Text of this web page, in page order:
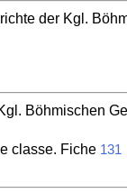
der Kgl.
Böhmischen
classe. Fiche 131